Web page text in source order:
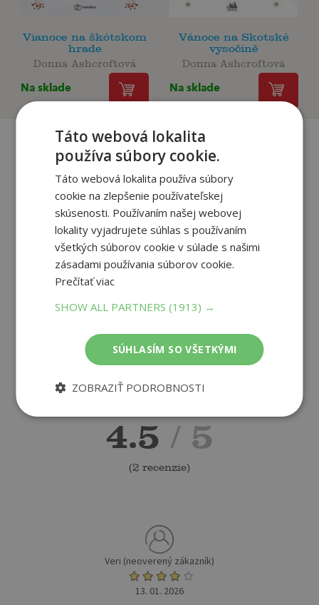
Vianoce na škótskom
hrade
Donna Ashcroftová
Na sklade
Vánoce na Skotské
vysočině
Donna Ashcroftová
Na sklade
Recenzie čitateľov
Napíšte recenziu a môžete vyhrať
Ako sa vám páčila kniha?
PRIDAŤ RECENZIU
4.5 / 5
(2 recenzie)
Veri (neoverený zákazník)
13. 01. 2026
Táto webová lokalita
používa súbory cookie.
Táto webová lokalita používa súbory
cookie na zlepšenie používateľskej
skúsenosti. Používaním našej webovej
lokality vyjadrujete súhlas s používaním
všetkých súborov cookie v súlade s našimi
zásadami používania súborov cookie.
Prečítať viac
SHOW ALL PARTNERS(1913) →
SÚHLASÍM SO VŠETKÝMI
ZOBRAZIŤ PODROBNOSTI